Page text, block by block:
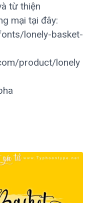
từ thiện
mại tại đây:
lonely-basket-
product/lonely